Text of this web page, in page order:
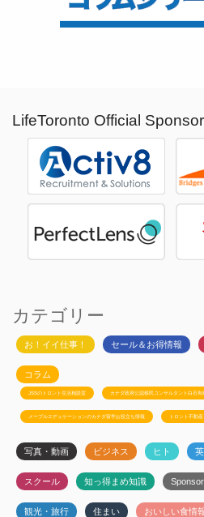
LifeToronto Official
カテゴリー
お！イイ仕事！ セール＆お得情報
コラム
JSSのトロント生活相談室 カナダ政府公認移民コンサルタント白石有
メープルエデュケーションのカナダ留学お役立ち情報 トロント不動産
写真・動画 ビジネス ヒト
スクール 知っ得まめ知識
観光・旅行 住まい おいしい食情